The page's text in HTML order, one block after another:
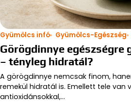
Gyümölcs infó Gyümölcs-Egészség
Görögdinnye egészségre
– tényleg hidratál?
A görögdinnye nemcsak finom,
remekül hidratál is. Emellett tele van
antioxidánsokkal,…